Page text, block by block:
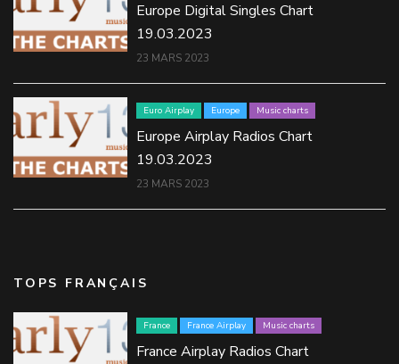
Europe Digital Singles Chart
19.03.2023
23 MARS 2023
Euro Airplay Europe Music charts
Europe Airplay Radios Chart
19.03.2023
23 MARS 2023
TOPS FRANÇAIS
France France Airplay Music charts
France Airplay Radios Chart